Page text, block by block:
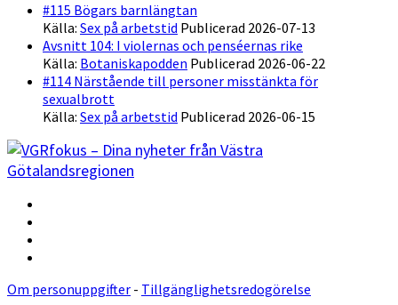
#115 Bögars barnlängtan
Källa: Sex på arbetstid Publicerad 2026-07-13
Avsnitt 104: I violernas och penséernas rike
Källa: Botaniskapodden Publicerad 2026-06-22
#114 Närstående till personer misstänkta för
sexualbrott
Källa: Sex på arbetstid Publicerad 2026-06-15
Om personuppgifter - Tillgänglighetsredogörelse